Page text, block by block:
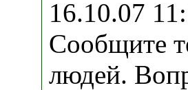
16.10.07
Сообщите
людей.